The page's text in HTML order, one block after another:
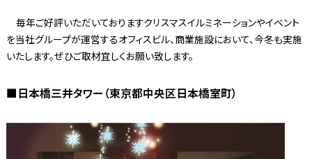
毎年ご好評いただいておりますクリスマスイルミネーションやイベント
を当社グループが運営するオフィスビル、商業施設において、今冬も実施
いたします。ぜひご取材宜しくお願い致します。
■日本橋三井タワー（東京都中央区日本橋室町）